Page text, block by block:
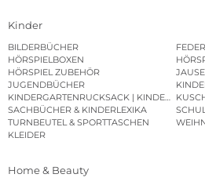
Kinder
BILDERBÜCHER
HÖRSPIELBOXEN
HÖRSPIEL ZUBEHÖR
JUGENDBÜCHER
KINDERGARTENRUCKSACK |
SACHBÜCHER & KINDERLEXIKA
TURNBEUTEL & SPORTTASCHEN
KLEIDER
Home & Beauty